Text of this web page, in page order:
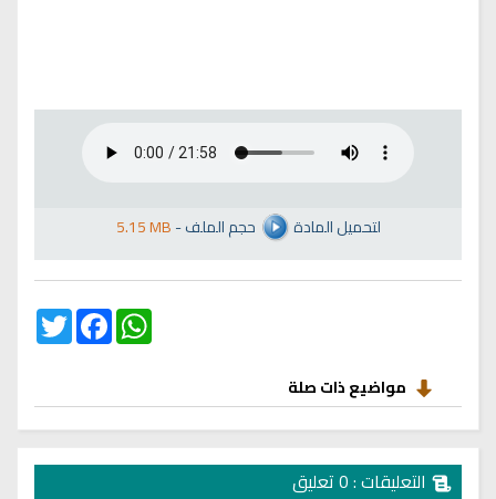
5.15 MB- لتحميل المادة حجم الملف
Twitter
FacebookWhatsApp
مواضيع ذات صلة
التعليقات : 0 تعليق